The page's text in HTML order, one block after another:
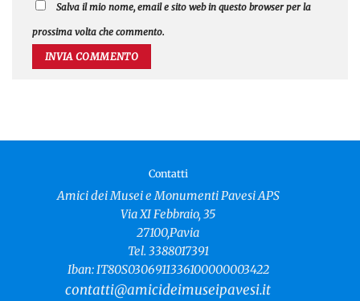
Salva il mio nome, email e sito web in questo browser per la
prossima volta che commento.
Contatti
Amici dei Musei e Monumenti Pavesi APS
Via XI Febbraio, 35
27100,Pavia
Tel. 3388017391
Iban: IT80S0306911336100000003422
contatti@amicideimuseipavesi.it